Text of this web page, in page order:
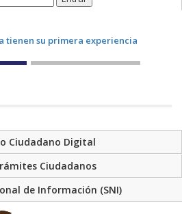
Ciudadano Digital
Ciudadanos
de Información (SNI)